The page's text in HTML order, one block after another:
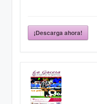
¡Descarga ahora!